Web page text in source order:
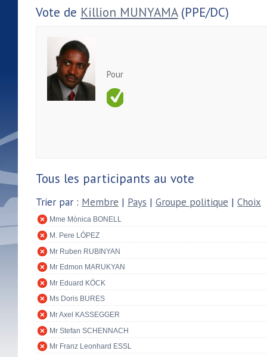
Vote de Killion MUNYAMA(PPE/DC)
Pour
Tous les participants au vote
Trier par : Membre | Pays | Groupe politique | Choix
Mme Mònica BONELL
M. Pere LÓPEZ
Mr Ruben RUBINYAN
Mr Edmon MARUKYAN
Mr Eduard KÖCK
Ms Doris BURES
Mr Axel KASSEGGER
Mr Stefan SCHENNACH
Mr Franz Leonhard ESSL